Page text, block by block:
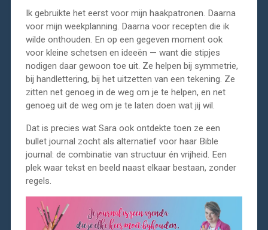
Ik gebruikte het eerst voor mijn haakpatronen. Daarna
voor mijn weekplanning. Daarna voor recepten die ik
wilde onthouden. En op een gegeven moment ook
voor kleine schetsen en ideeën — want die stipjes
nodigen daar gewoon toe uit. Ze helpen bij symmetrie,
bij handlettering, bij het uitzetten van een tekening. Ze
zitten net genoeg in de weg om je te helpen, en net
genoeg uit de weg om je te laten doen wat jij wil.
Dat is precies wat Sara ook ontdekte toen ze een
bullet journal zocht als alternatief voor haar Bible
journal: de combinatie van structuur én vrijheid. Een
plek waar tekst en beeld naast elkaar bestaan, zonder
regels.